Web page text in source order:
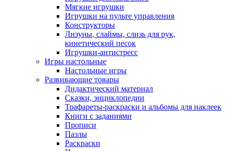
Мягкие игрушки
Игрушки на пульте управления
Конструкторы
Лизуны, слаймы, слизь для рук,
кинетический песок
Игрушки-антистресс
Игры настольные
Настольные игры
Развивающие товары
Дидактический материал
Сказки, энциклопедии
Трафареты-раскраски и альбомы для наклеек
Книги с заданиями
Прописи
Пазлы
Раскраски